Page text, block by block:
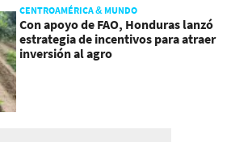
CENTROAMÉRICA & MUNDO
Con apoyo de FAO, Honduras lanzó
estrategia de incentivos para atraer
inversión al agro